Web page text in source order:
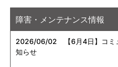
障害・メンテナンス情報
2026/06/02 【6月4日】コミ
知らせ